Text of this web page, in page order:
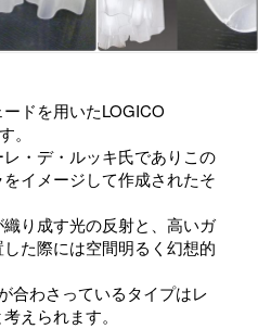
ドを用いたLOGICO
。
・デ・ルッキ氏でありこの
イメージして作成されたそ
り成す光の反射と、高いガ
た際には空間明るく幻想的
合わさっているタイプはレ
えられます。